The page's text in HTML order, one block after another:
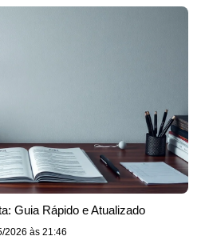
Guia Rápido e Atualizado
2026 às 21:46